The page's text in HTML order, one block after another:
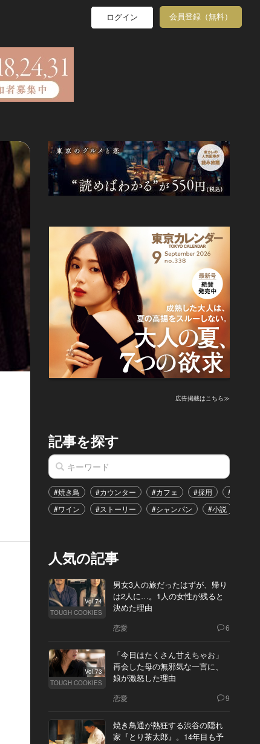
ログイン 会員登録（無料）
広告掲載はこちら≫
記事を探す
#焼き鳥 #カウンター #カフェ #採用
#恋愛
#ワイン
#ストーリー #シャンパン #小説
人気の記事
Vol.74
TOUGH COOKIES
男女3人の旅だったはずが、帰り
は2人に…。1人の女性が残ると
決めた理由
恋愛 6
Vol.73
TOUGH COOKIES
「今日はたくさん甘えちゃお」
再会した母の無邪気な一言に、
娘が激怒した理由
恋愛 9
焼き鳥通が熱狂する渋谷の隠れ
家『とり茶太郎』。14年目も予